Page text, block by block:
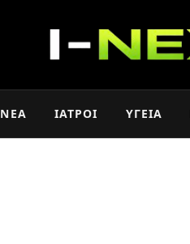
ΝΈΑ ΙΑΤΡΟΊ ΥΓΕΊΑ